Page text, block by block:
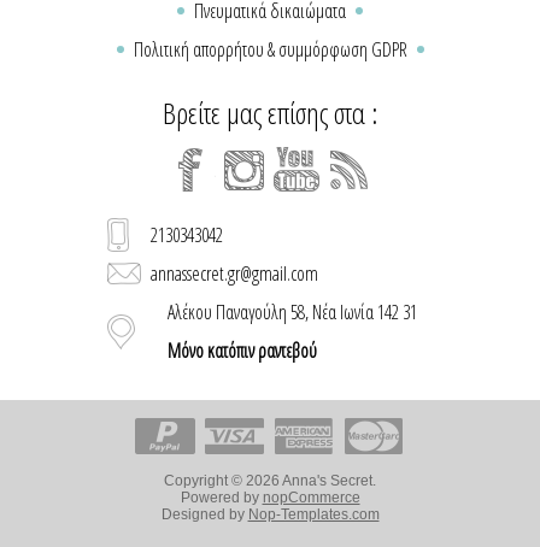
Πνευματικά δικαιώματα
Πολιτική απορρήτου & συμμόρφωση GDPR
Βρείτε μας επίσης στα :
2130343042
annassecret.gr@gmail.com
Αλέκου Παναγούλη 58, Νέα Ιωνία 142 31
Μόνο κατόπιν ραντεβού
Copyright © 2026 Anna's Secret.
Powered by nopCommerce
Designed by Nop-Templates.com